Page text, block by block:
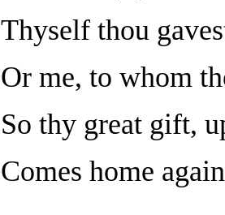
Thyself thou
Or me, to whom
So thy great gift,
Comes home